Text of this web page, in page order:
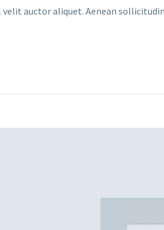
velit auctor aliquet. Aenean